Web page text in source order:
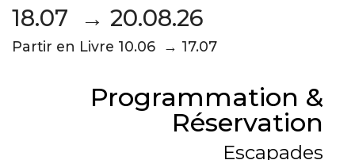
18.07 → 20.08.26
Partir en Livre 10.06 → 17.07
Programmation &
Réservation
Escapades